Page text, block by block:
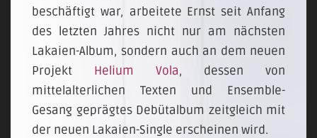
beschäftigt war, arbeitete Ernst seit Anfang
des letzten Jahres nicht nur am nächsten
Lakaien-Album, sondern auch an dem neuen
Projekt Helium Vola, dessen von
mittelalterlichen Texten und Ensemble-
Gesang geprägtes Debütalbum zeitgleich mit
der neuen Lakaien-Single erscheinen wird.